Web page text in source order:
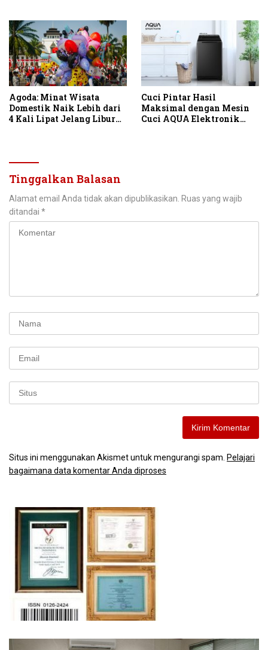
Tingkatkan Produktivitas
Petani Indonesia
Agoda: Minat Wisata
Domestik Naik Lebih dari
4 Kali Lipat Jelang Libur
Cuci Pintar Hasil
Maksimal dengan Mesin
Cuci AQUA Elektronik
Tinggalkan Balasan
Alamat email Anda tidak akan dipublikasikan. Ruas yang wajib
ditandai *
Situs ini menggunakan Akismet untuk mengurangi spam. Pelajari
bagaimana data komentar Anda diproses